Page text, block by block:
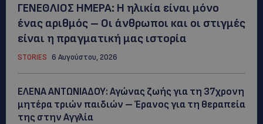
ΓΕΝΕΘΛΙΟΣ ΗΜΕΡΑ: Η ηλικία είναι μόνο
ένας αριθμός – Οι άνθρωποι και οι στιγμές
είναι η πραγματική μας ιστορία
STORIES 6 Αυγούστου, 2026
ΕΛΕΝΑ ΑΝΤΩΝΙΑΔΟΥ: Αγώνας ζωής για τη 37χρονη
μητέρα τριών παιδιών – Έρανος για τη θεραπεία
της στην Αγγλία